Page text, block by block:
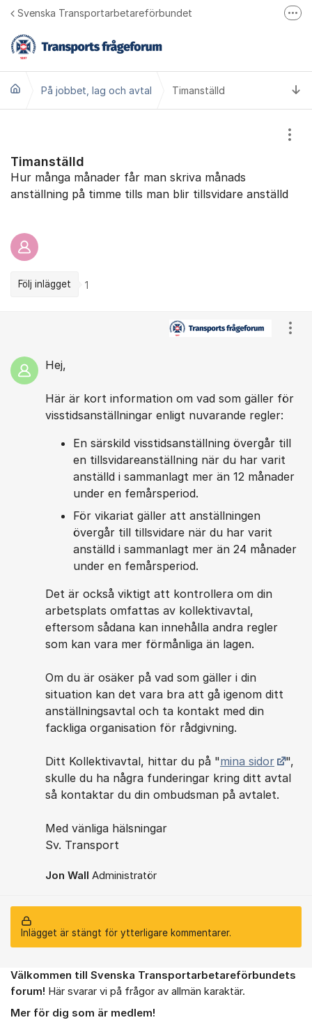
Hoppa till innehåll
Svenska Transportarbetareförbundet
Transport på Facebook
På jobbet, lag och avtal Timanställd
Timanställd
Hur många månader får man skriva månads
anställning på timme tills man blir tillsvidare anställd
Följ inlägget 1
Hej,
Här är kort information om vad som gäller för
visstidsanställningar enligt nuvarande regler:
En särskild visstidsanställning övergår till
en tillsvidareanställning när du har varit
anställd i sammanlagt mer än 12 månader
under en femårsperiod.
För vikariat gäller att anställningen
övergår till tillsvidare när du har varit
anställd i sammanlagt mer än 24 månader
under en femårsperiod.
Det är också viktigt att kontrollera om din
arbetsplats omfattas av kollektivavtal,
eftersom sådana kan innehålla andra regler
som kan vara mer förmånliga än lagen.
Om du är osäker på vad som gäller i din
situation kan det vara bra att gå igenom ditt
anställningsavtal och ta kontakt med din
fackliga organisation för rådgivning.
Ditt Kollektivavtal, hittar du på "mina sidor
",
skulle du ha några funderingar kring ditt avtal
så kontaktar du din ombudsman på avtalet.
Med vänliga hälsningar
Sv. Transport
Jon Wall Administratör
Inlägget är stängt för ytterligare kommentarer.
Om forumet
Välkommen till Svenska Transportarbetareförbundets
forum! Här svarar vi på frågor av allmän karaktär.
Mer för dig som är medlem!